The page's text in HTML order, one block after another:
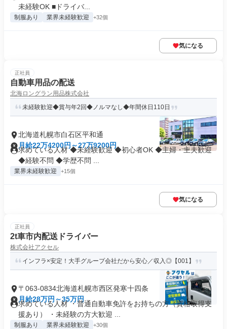
未経験OK ■ドライバ...
制服あり 業界未経験歓迎 +32個
気になる
正社員
自動車用品の配送
北海ロングラン用品株式会社
未経験歓迎◆賞与年2回◆ノルマなし◆年間休日110日
北海道札幌市白石区平和通
月給22万4200円～27万9200円
求めている人材 ◆未経験歓迎 ◆初心者OK ◆主婦・主夫歓迎
◆経験不問 ◆学歴不問 ...
業界未経験歓迎 +15個
気になる
正社員
2t車市内配送ドライバー
株式会社アクセル
インフラ×安定！大手グループ会社だから安心／収入◎【001】
〒063-0834北海道札幌市西区発寒十四条
月給28万円～35万円
求めている人材 ・普通自動車免許をお持ちの方（資格取得支
援あり） ・未経験の方大歓迎 ...
制服あり 業界未経験歓迎 +30個